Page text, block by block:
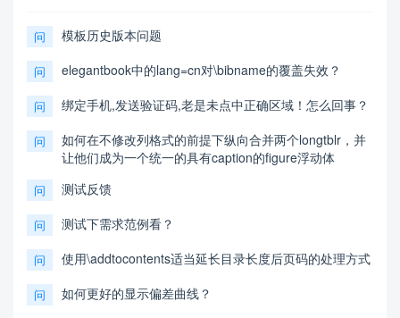
问 模板历史版本问题
问 elegantbook中的lang=cn对\bibname的覆盖失效？
问 绑定手机,发送验证码,老是未点中正确区域！怎么回事？
问
如何在不修改列格式的前提下纵向合并两个longtblr，并
让他们成为一个统一的具有caption的figure浮动体
问 测试反馈
问 测试下需求范例看？
问 使用\addtocontents适当延长目录长度后页码的处理方式
问 如何更好的显示偏差曲线？